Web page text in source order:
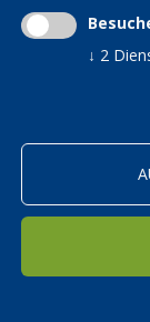
↓ 2